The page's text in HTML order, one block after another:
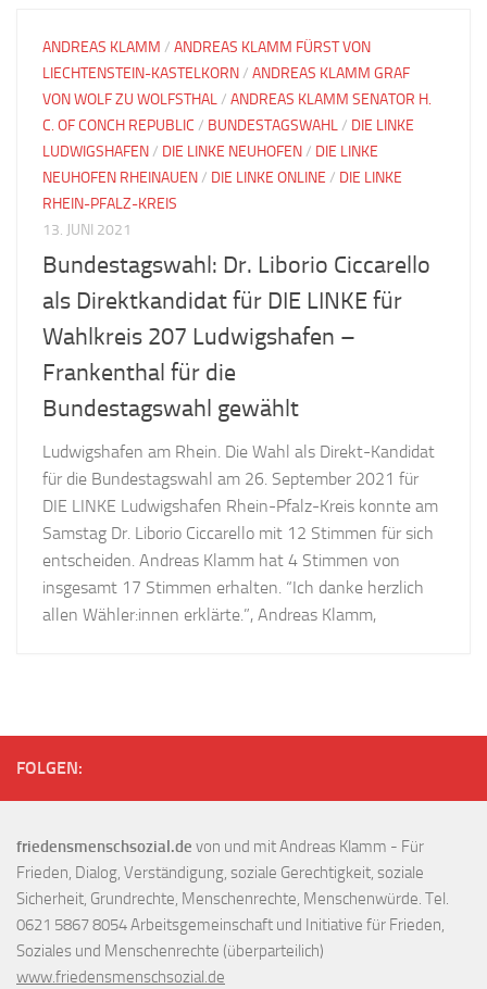
ANDREAS KLAMM / ANDREAS KLAMM FÜRST VON
LIECHTENSTEIN-KASTELKORN/ ANDREAS KLAMM GRAF
VON WOLF ZU WOLFSTHAL/ ANDREAS KLAMM SENATOR H.
C. OF CONCH REPUBLIC / BUNDESTAGSWAHL/ DIE LINKE
LUDWIGSHAFEN/ DIE LINKE NEUHOFEN/ DIE LINKE
NEUHOFEN RHEINAUEN/ DIE LINKE ONLINE / DIE LINKE
RHEIN-PFALZ-KREIS
13. JUNI 2021
Bundestagswahl: Dr. Liborio Ciccarello
als Direktkandidat für DIE LINKE für
Wahlkreis 207 Ludwigshafen –
Frankenthal für die
Bundestagswahl gewählt
Ludwigshafen am Rhein. Die Wahl als Direkt-Kandidat
für die Bundestagswahl am 26. September 2021 für
DIE LINKE Ludwigshafen Rhein-Pfalz-Kreis konnte am
Samstag Dr. Liborio Ciccarello mit 12 Stimmen für sich
entscheiden. Andreas Klamm hat 4 Stimmen von
insgesamt 17 Stimmen erhalten. “Ich danke herzlich
allen Wähler:innen erklärte.”, Andreas Klamm,
FOLGEN:
friedensmenschsozial.de von und mit Andreas Klamm - Für
Frieden, Dialog, Verständigung, soziale Gerechtigkeit, soziale
Sicherheit, Grundrechte, Menschenrechte, Menschenwürde. Tel.
0621 5867 8054 Arbeitsgemeinschaft und Initiative für Frieden,
Soziales und Menschenrechte (überparteilich)
www.friedensmenschsozial.de